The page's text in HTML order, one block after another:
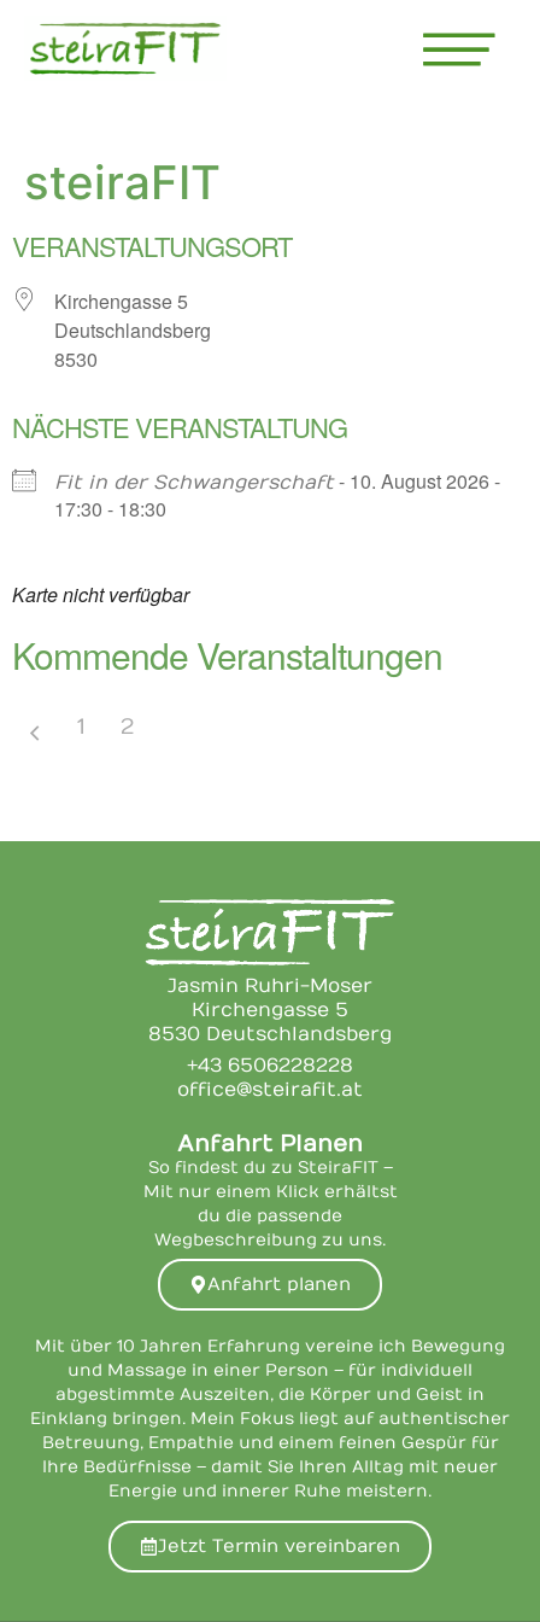
steiraFIT
VERANSTALTUNGSORT
Kirchengasse 5
Deutschlandsberg
8530
NÄCHSTE VERANSTALTUNG
Fit in der Schwangerschaft- 10. August 2026 -
17:30 - 18:30
Karte nicht verfügbar
Kommende Veranstaltungen
1 2
Jasmin Ruhri-Moser
Kirchengasse 5
8530 Deutschlandsberg
+43 6506228228
office@steirafit.at
Anfahrt Planen
So findest du zu SteiraFIT –
Mit nur einem Klick erhältst
du die passende
Wegbeschreibung zu uns.
Anfahrt planen
Mit über 10 Jahren Erfahrung vereine ich Bewegung
und Massage in einer Person – für individuell
abgestimmte Auszeiten, die Körper und Geist in
Einklang bringen. Mein Fokus liegt auf authentischer
Betreuung, Empathie und einem feinen Gespür für
Ihre Bedürfnisse – damit Sie Ihren Alltag mit neuer
Energie und innerer Ruhe meistern.
Jetzt Termin vereinbaren